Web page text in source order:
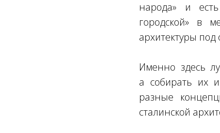
народа» и
городской» в
архитектуры
Именно здесь
а собирать их
разные
сталинской